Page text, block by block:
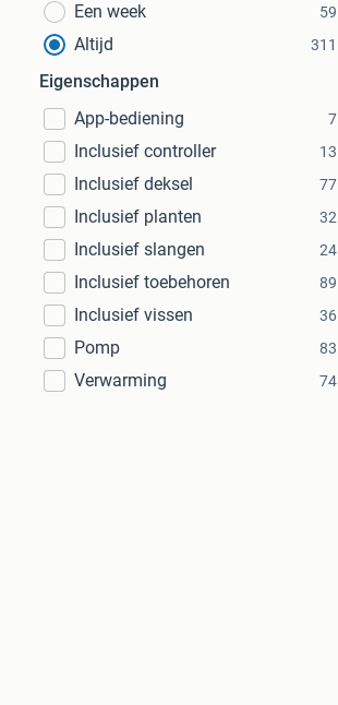
Een week 59
Altijd 311
Eigenschappen
App-bediening
7
Inclusief controller 13
Inclusief deksel 77
Inclusief planten 32
Inclusief slangen 24
Inclusief toebehoren 89
Inclusief vissen 36
Pomp 83
Verwarming 74